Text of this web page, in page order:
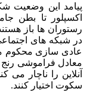
پیامد این وضعیت
اکسپلور تا بطن
رستوران ها باز
در شبکه های
عادی سازی محکوم
معادل فراموشی
آنلاین را ناچار
سکوت اختیار کنند.